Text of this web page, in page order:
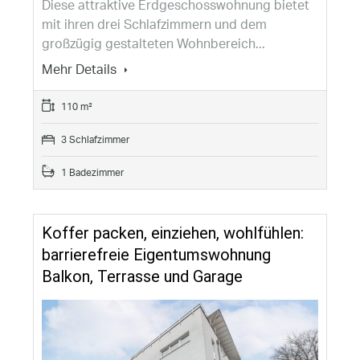
Diese attraktive Erdgeschosswohnung bietet
mit ihren drei Schlafzimmern und dem
großzügig gestalteten Wohnbereich...
Mehr Details
110 m²
3 Schlafzimmer
1 Badezimmer
Koffer packen, einziehen, wohlfühlen:
barrierefreie Eigentumswohnung
Balkon, Terrasse und Garage